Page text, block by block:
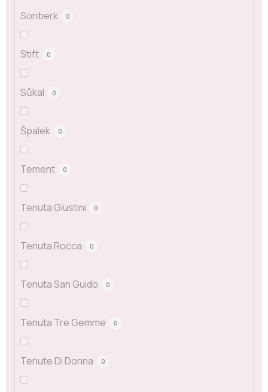
Sonberk 0
Stift 0
Sůkal 0
Špalek 0
Tement 0
Tenuta Giustini 0
Tenuta Rocca 0
Tenuta San Guido 0
Tenuta Tre Gemme 0
Tenute Di Donna 0